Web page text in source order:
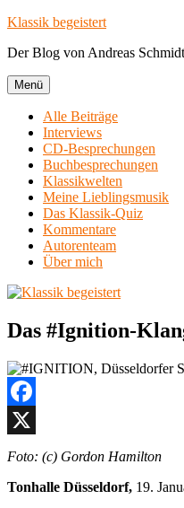
Zum
springen
Klassik begeistert
Der Blog von Andreas Schmidt
Menü
Alle Beiträge
Interviews
CD-Besprechungen
Buchbesprechungen
Klassikwelten
Meine Lieblingsmusik
Das Klassik-Quiz
Kommentare
Autorenteam
Über mich
Das #Ignition-
Facebook
X
Foto: (c) Gordon Hamilton
Tonhalle Düsseldorf, 19.